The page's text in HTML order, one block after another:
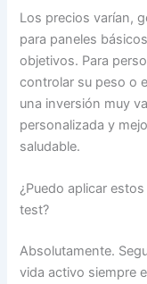
Los precios varían,
para paneles
objetivos. Para
controlar su peso o
una inversión muy
personalizada y
saludable.
¿Puedo aplicar
test?
Absolutamente.
vida activo siempre